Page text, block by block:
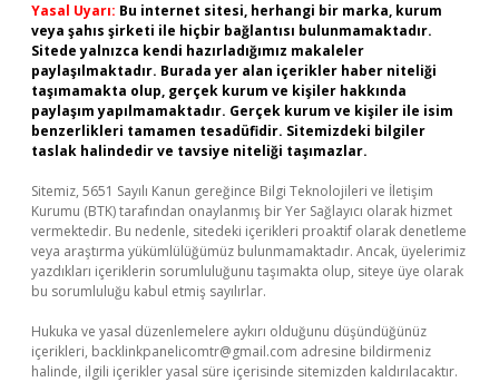
Yasal Uyarı: Bu internet sitesi, herhangi bir marka, kurum
veya şahıs şirketi ile hiçbir bağlantısı bulunmamaktadır.
Sitede yalnızca kendi hazırladığımız makaleler
paylaşılmaktadır. Burada yer alan içerikler haber niteliği
taşımamakta olup, gerçek kurum ve kişiler hakkında
paylaşım yapılmamaktadır. Gerçek kurum ve kişiler ile isim
benzerlikleri tamamen tesadüfidir. Sitemizdeki bilgiler
taslak halindedir ve tavsiye niteliği taşımazlar.
Sitemiz, 5651 Sayılı Kanun gereğince Bilgi Teknolojileri ve İletişim
Kurumu (BTK) tarafından onaylanmış bir Yer Sağlayıcı olarak hizmet
vermektedir. Bu nedenle, sitedeki içerikleri proaktif olarak denetleme
veya araştırma yükümlülüğümüz bulunmamaktadır. Ancak, üyelerimiz
yazdıkları içeriklerin sorumluluğunu taşımakta olup, siteye üye olarak
bu sorumluluğu kabul etmiş sayılırlar.
Hukuka ve yasal düzenlemelere aykırı olduğunu düşündüğünüz
içerikleri, backlinkpanelicomtr@gmail.com adresine bildirmeniz
halinde, ilgili içerikler yasal süre içerisinde sitemizden kaldırılacaktır.